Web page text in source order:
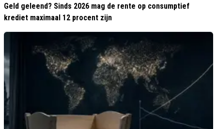
Geld geleend? Sinds 2026 mag de rente op consumptief
krediet maximaal 12 procent zijn